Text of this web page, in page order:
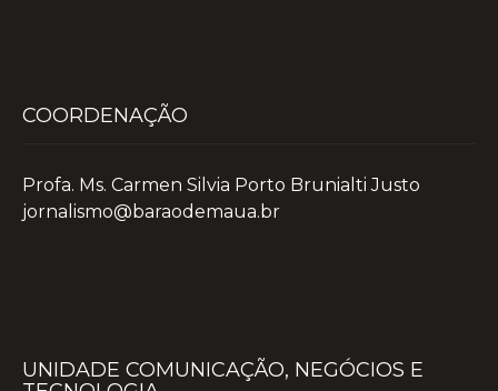
COORDENAÇÃO
Profa. Ms. Carmen Silvia Porto Brunialti Justo
jornalismo@baraodemaua.br
UNIDADE COMUNICAÇÃO, NEGÓCIOS E